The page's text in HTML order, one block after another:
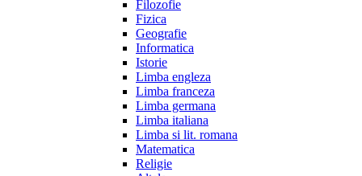
Filozofie
Fizica
Geografie
Informatica
Istorie
Limba engleza
Limba franceza
Limba germana
Limba italiana
Limba si lit. romana
Matematica
Religie